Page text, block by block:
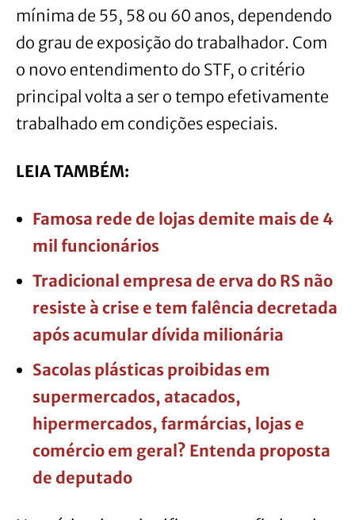
mínima de 55, 58 ou 60 anos, dependendo
do grau de exposição do trabalhador. Com
o novo entendimento do STF, o critério
principal volta a ser o tempo efetivamente
trabalhado em condições especiais.
LEIA TAMBÉM:
Famosa rede de lojas demite mais de 4
mil funcionários
Tradicional empresa de erva do RS não
resiste à crise e tem falência decretada
após acumular dívida milionária
Sacolas plásticas proibidas em
supermercados, atacados,
hipermercados, farmárcias, lojas e
comércio em geral? Entenda proposta
de deputado